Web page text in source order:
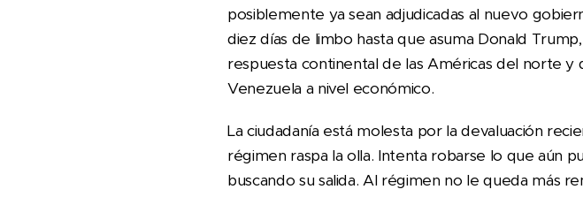
posiblemente ya sean adjudicadas al nuevo
diez días de limbo hasta que asuma Donald
respuesta continental de las Américas del norte
Venezuela a nivel económico.
La ciudadanía está molesta por la devaluación
régimen raspa la olla. Intenta robarse lo que aún
buscando su salida. Al régimen no le queda más